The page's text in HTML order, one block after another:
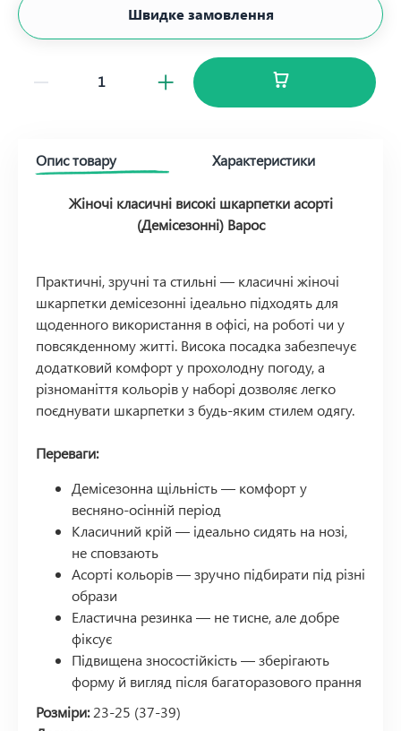
Швидке замовлення
Опис товару Характеристики
Жіночі класичні високі шкарпетки асорті
(Демісезонні) Варос
Практичні, зручні та стильні — класичні жіночі
шкарпетки демісезонні ідеально підходять для
щоденного використання в офісі, на роботі чи у
повсякденному житті. Висока посадка забезпечує
додатковий комфорт у прохолодну погоду, а
різноманіття кольорів у наборі дозволяє легко
поєднувати шкарпетки з будь-яким стилем одягу.
Переваги:
Демісезонна щільність — комфорт у
весняно-осінній період
Класичний крій — ідеально сидять на нозі,
не сповзають
Асорті кольорів — зручно підбирати під різні
образи
Еластична резинка — не тисне, але добре
фіксує
Підвищена зносостійкість — зберігають
форму й вигляд після багаторазового прання
Розміри:23-25 (37-39)